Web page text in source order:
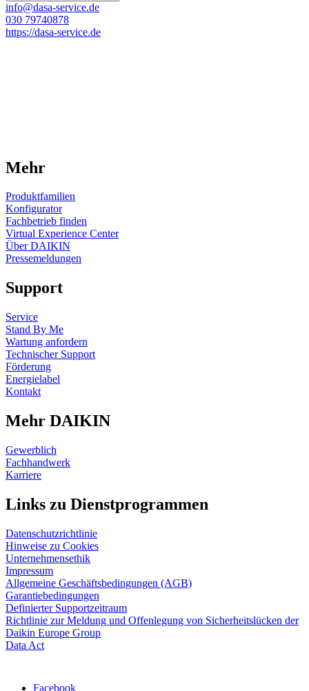
info@dasa-service.de
030 79740878
https://dasa-service.de
Mehr
Produktfamilien
Konfigurator
Fachbetrieb finden
Virtual Experience Center
Über DAIKIN
Pressemeldungen
Support
Service
Stand By Me
Wartung anfordern
Technischer Support
Förderung
Energielabel
Kontakt
Mehr DAIKIN
Gewerblich
Fachhandwerk
Karriere
Links zu Dienstprogrammen
Datenschutzrichtlinie
Hinweise zu Cookies
Unternehmensethik
Impressum
Allgemeine Geschäftsbedingungen (AGB)
Garantiebedingungen
Definierter Supportzeitraum
Richtlinie zur Meldung und Offenlegung von Sicherheitslücken der
Daikin Europe Group
Data Act
Facebook